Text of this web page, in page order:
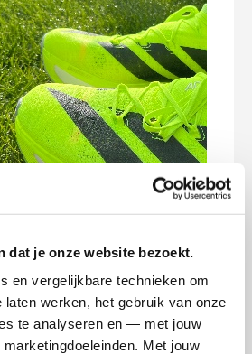
dat je onze website bezoekt.
en vergelijkbare technieken om
laten werken, het gebruik van onze
te analyseren en — met jouw
Met jouw
kanonnen moet het